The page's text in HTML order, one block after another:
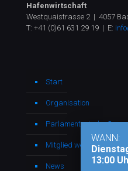
Hafenwirtschaft
Westquaistrasse 2 | 4057
T: +41 (0)61 631 29 19 | E:
Start
Organisation
Parlamentarische
Mitglied werden
News
WANN:
13:00